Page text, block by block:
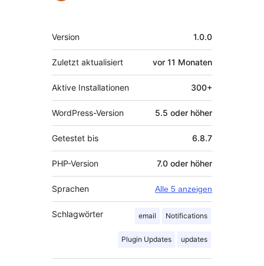
Meta
Version 1.0.0
Zuletzt aktualisiert vor 11 Monaten
Aktive Installationen 300+
WordPress-Version 5.5 oder höher
Getestet bis 6.8.7
PHP-Version 7.0 oder höher
Sprachen Alle 5 anzeigen
Schlagwörter email Notifications
Plugin Updates updates